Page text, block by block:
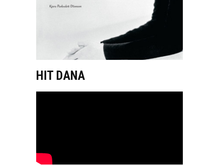
HIT DANA